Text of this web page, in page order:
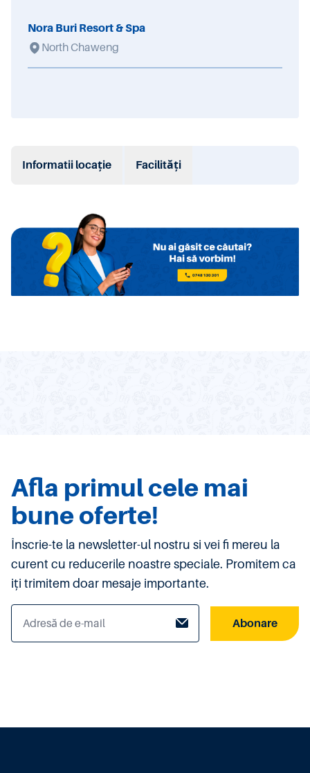
Nora Buri Resort & Spa
North Chaweng
Informatii locație Facilități
Afla primul cele mai
bune oferte!
Înscrie-te la newsletter-ul nostru si vei fi mereu la
curent cu reducerile noastre speciale. Promitem ca
iți trimitem doar mesaje importante.
Abonare